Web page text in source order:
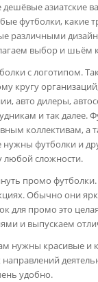
дешёвые азиатские
футболки, какие
различными
выбор и шьём
с логотипом.
кругу
авто дилеры,
и так далее.
коллективам, а
нужны футболки и
любой сложности.
промо
Обычно они
для промо это
и выпускаем
нужны красивые и
удобно.